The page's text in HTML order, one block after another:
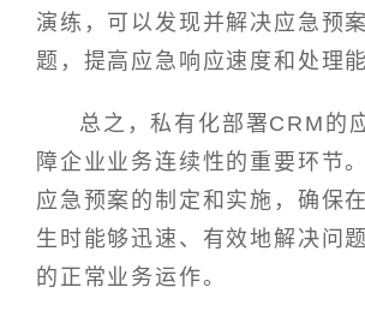
演练，可以发现并解决应急预
题，提高应急响应速度和处理能
总之，私有化部署CRM的
障企业业务连续性的重要环节
应急预案的制定和实施，确保
生时能够迅速、有效地解决问
的正常业务运作。